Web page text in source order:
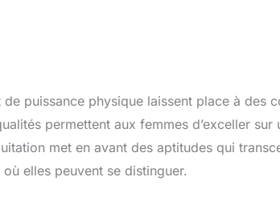
puissance physique laissent place à des
permettent aux femmes d’exceller sur
met en avant des aptitudes qui
elles peuvent se distinguer.